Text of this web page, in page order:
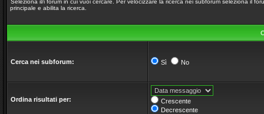
Seleziona il/i forum in cui vuoi cercare. Per velocizzare la ricerca nei subforum seleziona il
principale e abilita la ricerca.
Cerca nei subforum: Sì No
Ordina risultati per:
Crescente
Decrescente